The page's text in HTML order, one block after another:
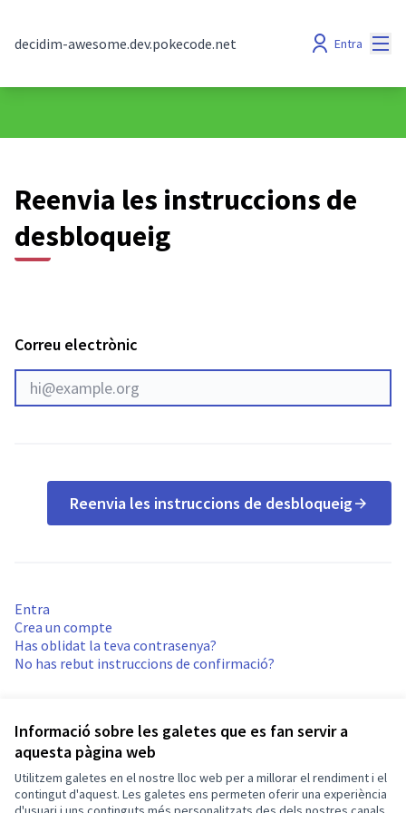
Informació sobre les galetes que es fan servir a
aquesta pàgina web
Utilitzem galetes en el nostre lloc web per a millorar el rendiment i el
contingut d'aquest. Les galetes ens permeten oferir una experiència
decidim-awesome.dev.pokecode.net Entra
Reenvia les instruccions de
desbloqueig
Correu electrònic
Reenvia les instruccions de desbloqueig
Entra
Crea un compte
Has oblidat la teva contrasenya?
No has rebut instruccions de confirmació?
Termes i condicions d'ús
Configuració de les galetes